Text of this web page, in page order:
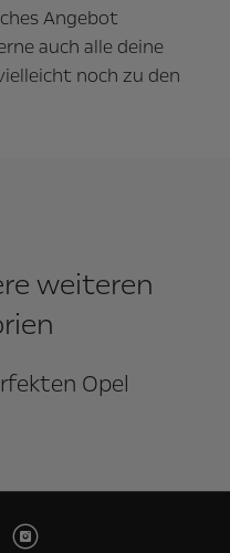
Angebot
auch alle deine
noch zu den
weiteren
Opel